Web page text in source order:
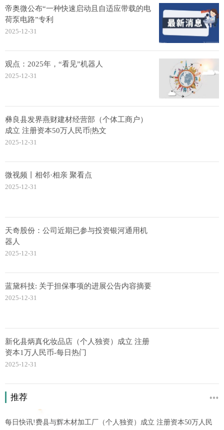
帝奥微公布“一种快速启动且自适应带载的电
荷泵电路”专利
2025-12-31
观点：2025年，“看见”机器人
2025-12-31
彝良县发界燕财建材经营部（个体工商户）
成立 注册资本50万人民币|热文
2025-12-31
微视频丨相邻·相亲 聚看点
2025-12-31
天奇股份：公司近期已参与投资银河通用机
器人
2025-12-31
蓝黛科技: 关于担保事项的进展公告内容摘要
2025-12-31
新化县炳真化妆品店（个人独资）成立 注册
资本1万人民币-每日热门
2025-12-31
推荐
每日快讯!费县与辉木材加工厂（个人独资）成立 注册资本50万人民